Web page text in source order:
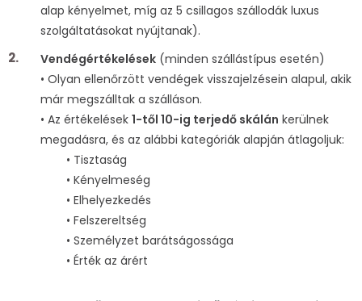
alap kényelmet, míg az 5 csillagos szállodák luxus
szolgáltatásokat nyújtanak).
Vendégértékelések (minden szállástípus esetén)
• Olyan ellenőrzött vendégek visszajelzésein alapul, akik
már megszálltak a szálláson.
• Az értékelések 1-től 10-ig terjedő skálán kerülnek
megadásra, és az alábbi kategóriák alapján átlagoljuk:
• Tisztaság
• Kényelmeség
• Elhelyezkedés
• Felszereltség
• Személyzet barátságossága
• Érték az árért